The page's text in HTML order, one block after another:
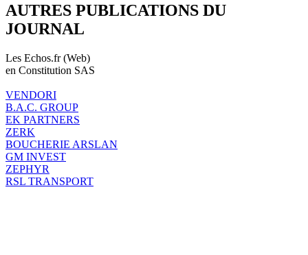
AUTRES PUBLICATIONS DU
JOURNAL
Les Echos.fr (Web)
en Constitution SAS
VENDORI
B.A.C. GROUP
EK PARTNERS
ZERK
BOUCHERIE ARSLAN
GM INVEST
ZEPHYR
RSL TRANSPORT